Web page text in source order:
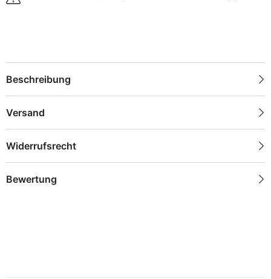
Beschreibung
Versand
Widerrufsrecht
Bewertung